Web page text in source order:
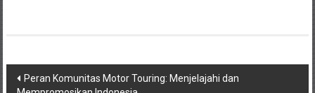
Navigasi
Peran Komunitas Motor Touring: Menjelajahi dan